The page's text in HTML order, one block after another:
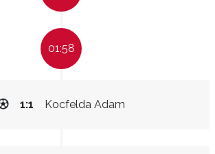
01:58
Kocfelda Adam
1:1